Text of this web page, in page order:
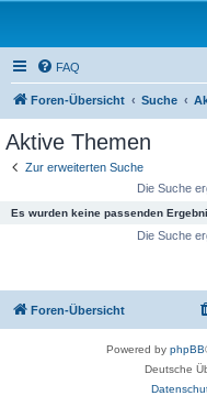
FAQ
Foren-Übersicht Suche
Aktive Themen
Zur erweiterten Suche
Die Suche
Es wurden keine passenden
Die Suche
Foren-Übersicht
Powered by phpBB
Deutsche